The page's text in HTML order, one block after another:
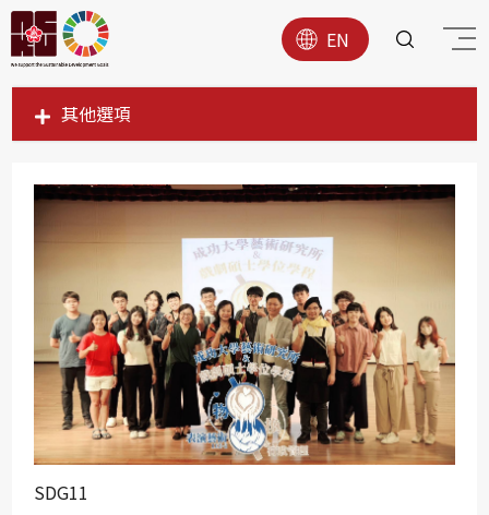
EN
其他選項
SDG1
SDG4
SDG5
SDG6
SDG7
SDG8
SDG9
SDG11